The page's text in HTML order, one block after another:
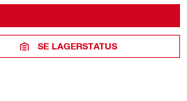
SE LAGERSTATUS